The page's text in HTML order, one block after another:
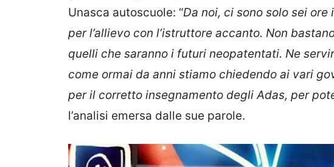
Unasca autoscuole: “Da noi, ci sono solo sei
per l’allievo con l’istruttore accanto. Non
quelli che saranno i futuri neopatentati. Ne
come ormai da anni stiamo chiedendo ai vari
per il corretto insegnamento degli Adas, per
l’analisi emersa dalle sue parole.